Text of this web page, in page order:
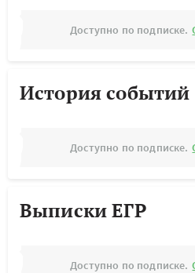
Доступно по подписке.
История событий
Доступно по подписке.
Выписки ЕГР
Доступно по подписке.